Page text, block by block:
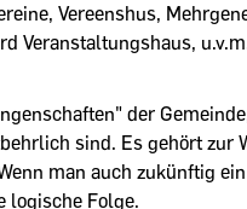
Vereenshus,
Veranstaltungshaus,
der
sind. Es gehört zur
man auch zukünftig
logische Folge.